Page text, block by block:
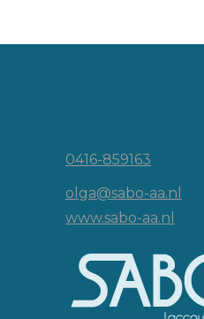
0416-859163
olga@sabo-aa.nl
www.sabo-aa.nl